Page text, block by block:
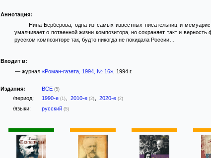
Аннотация:
Нина Берберова, одна из самых известных писательниц и
умалчивает о потаенной жизни композитора, но сохраняет такт и
русском композиторе так, будто никогда не покидала России…
Входит в:
— журнал «Роман-газета, 1994, № 16», 1994 г.
Издания: ВСЕ (5)
/период: 1990-е (1) 2010-е (2) 2020-е (2)
/языки: русский (5)